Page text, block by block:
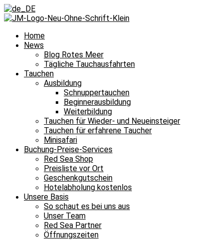
Home
News
Blog Rotes Meer
Tägliche Tauchausfahrten
Tauchen
Ausbildung
Schnuppertauchen
Beginnerausbildung
Weiterbildung
Tauchen für Wieder- und Neueinsteiger
Tauchen für erfahrene Taucher
Minisafari
Buchung-Preise-Services
Red Sea Shop
Preisliste vor Ort
Geschenkgutschein
Hotelabholung kostenlos
Unsere Basis
So schaut es bei uns aus
Unser Team
Red Sea Partner
Öffnungszeiten